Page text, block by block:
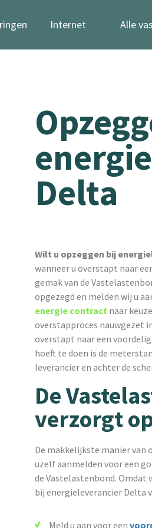
Internet Alle
Delta
Wilt u opzeggen bij
wanneer u overstapt naar
gemak van de
opgezegd en melden wij u
energie contract naar
overstapproces nauwgezet
overstapt naar een
hoeft te doen is de
leverancier en achter de
De
verzorgt
De makkelijkste manier van
uzelf aanmelden voor een
de Vastelastenbond. Omdat
bij energieleverancier Delta
Meld u aan voor een